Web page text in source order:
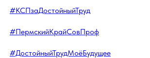
#КСПзаДостойныйТруд
#ПермскийКрайСовПроф
#ДостойныйТрудМоёБудущее